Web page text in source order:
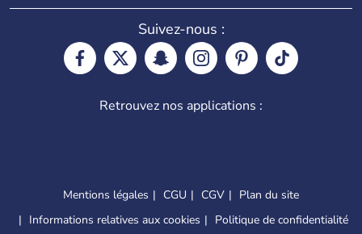
Suivez-nous :
Retrouvez nos applications :
Mentions légales CGU CGV
Plan du site
Informations relatives aux cookies
Politique de confidentialité